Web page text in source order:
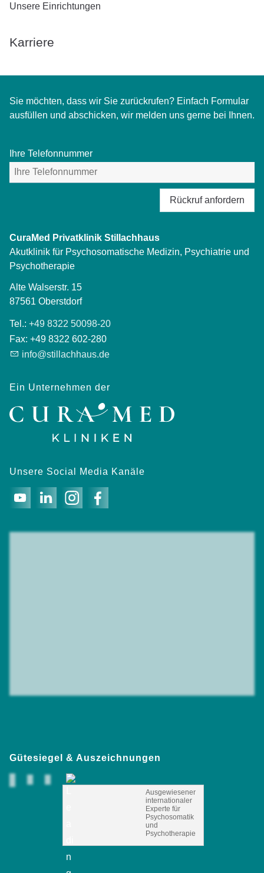
Unsere Einrichtungen
Karriere
Gütesiegel & Auszeichnungen
Ausgewiesener
internationaler
Experte für
Psychosomatik
und
Psychotherapie
Sie möchten, dass wir Sie zurückrufen? Einfach Formular
ausfüllen und abschicken, wir melden uns gerne bei Ihnen.
Ihre Telefonnummer
Rückruf anfordern
CuraMed Privatklinik Stillachhaus
Akutklinik für Psychosomatische Medizin, Psychiatrie und
Psychotherapie
Alte Walserstr. 15
87561 Oberstdorf
Tel.: +49 8322 50098-20
Fax: +49 8322 602-280
info@stillachhaus.de
Ein Unternehmen der
Unsere Social Media Kanäle